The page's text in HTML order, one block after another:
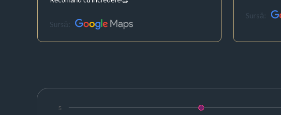
Sursă:
Sursă:
5